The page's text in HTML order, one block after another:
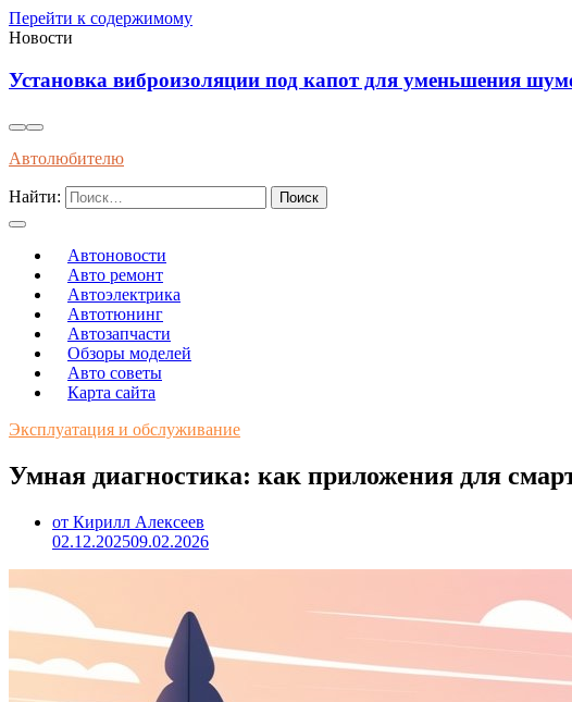
Перейти к содержимому
Новости
Влияние современного топлива на износ и долговечность
Автолюбителю
Найти:
Автоновости
Авто ремонт
Автоэлектрика
Автотюнинг
Автозапчасти
Обзоры моделей
Авто советы
Карта сайта
Эксплуатация и обслуживание
Умная диагностика: как приложения для
от Кирилл Алексеев
02.12.202509.02.2026